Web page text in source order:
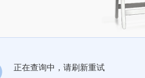
正在查询中，请刷新重试